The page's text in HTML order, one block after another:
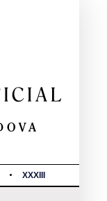
XXXIII